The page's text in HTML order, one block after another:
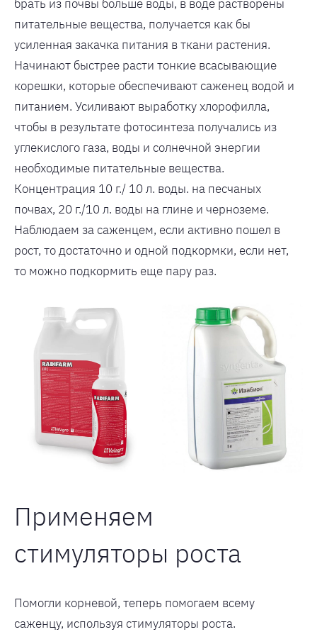
брать из почвы больше воды, в воде растворены
питательные вещества, получается как бы
усиленная закачка питания в ткани растения.
Начинают быстрее расти тонкие всасывающие
корешки, которые обеспечивают саженец водой и
питанием. Усиливают выработку хлорофилла,
чтобы в результате фотосинтеза получались из
углекислого газа, воды и солнечной энергии
необходимые питательные вещества.
Концентрация 10 г./ 10 л. воды. на песчаных
почвах, 20 г./10 л. воды на глине и черноземе.
Наблюдаем за саженцем, если активно пошел в
рост, то достаточно и одной подкормки, если нет,
то можно подкормить еще пару раз.
Применяем
стимуляторы роста
Помогли корневой, теперь помогаем всему
саженцу, используя стимуляторы роста.